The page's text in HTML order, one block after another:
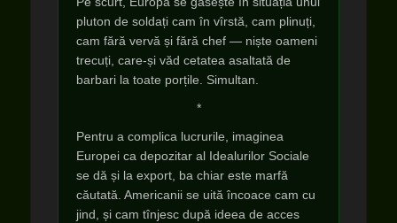
pluton de soldați cam în vîrstă, cam plinuți,
cam fără vervă și fără chef — niște oameni
trecuți, care-și văd cetatea asaltată de
barbari la toate porțile. Simultan.
*
Pentru a complica lucrurile, imaginea
Europei ca depozitar al Idealurilor Sociale
se dă și la export, ba chiar este marfă
căutată. Americanii se uită încoace cam cu
jind, și cam tînjesc după ideea de acces